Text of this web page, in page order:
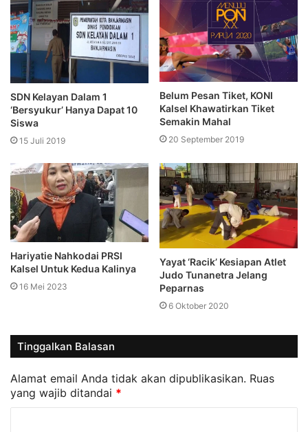
SDN Kelayan Dalam 1
‘Bersyukur’ Hanya Dapat 10
Siswa
15 Juli 2019
Belum Pesan Tiket, KONI
Kalsel Khawatirkan Tiket
Semakin Mahal
20 September 2019
Hariyatie Nahkodai PRSI
Kalsel Untuk Kedua Kalinya
16 Mei 2023
Yayat ‘Racik’ Kesiapan Atlet
Judo Tunanetra Jelang
Peparnas
6 Oktober 2020
Tinggalkan Balasan
Alamat email Anda tidak akan dipublikasikan. Ruas
yang wajib ditandai *